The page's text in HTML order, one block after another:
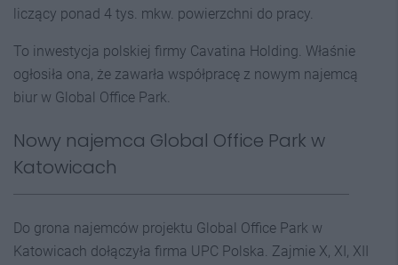
liczący ponad 4 tys. mkw. powierzchni do pracy.
To inwestycja polskiej firmy Cavatina Holding. Właśnie
ogłosiła ona, że zawarła współpracę z nowym najemcą
biur w Global Office Park.
Nowy najemca Global Office Park w
Katowicach
Do grona najemców projektu Global Office Park w
Katowicach dołączyła firma UPC Polska. Zajmie X, XI, XII